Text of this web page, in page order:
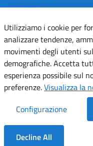
Designers Italia
Twitter
Dichiarazione di
Informativa cookie
Note legali
Servizi Applicativi
Utilizziamo i cookie per
analizzare tendenze,
movimenti degli utenti
demografiche. Accetta
esperienza possibile sul
preferenze.Visualizza la
Configurazione
Decline All